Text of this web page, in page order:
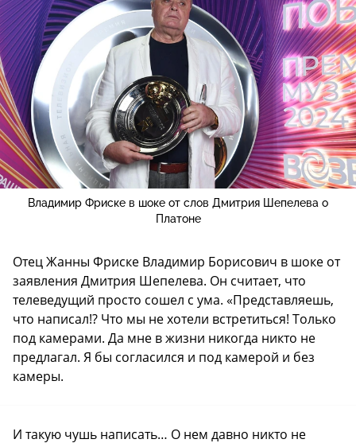
Владимир Фриске в шоке от слов Дмитрия Шепелева о
Платоне
Отец Жанны Фриске Владимир Борисович в шоке от
заявления Дмитрия Шепелева. Он считает, что
телеведущий просто сошел с ума. «Представляешь,
что написал!? Что мы не хотели встретиться! Только
под камерами. Да мне в жизни никогда никто не
предлагал. Я бы согласился и под камерой и без
камеры.
И такую чушь написать… О нем давно никто не